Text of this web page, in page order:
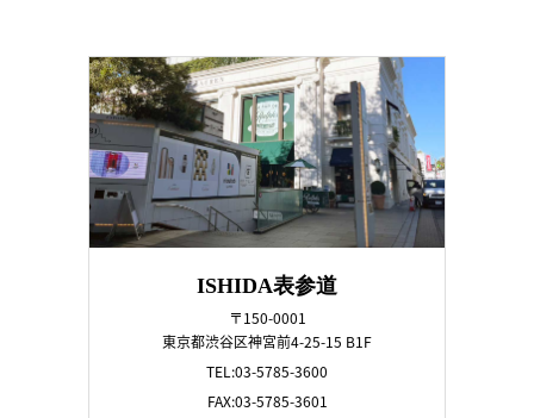
ISHIDA表参道
〒150-0001
東京都渋谷区神宮前4-25-15 B1F
TEL:03-5785-3600
FAX:03-5785-3601